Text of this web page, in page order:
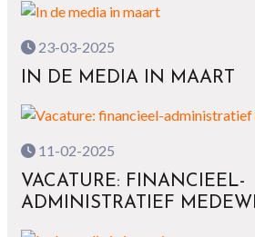
23-03-2025
IN DE MEDIA IN MAART
11-02-2025
VACATURE: FINANCIEEL-
ADMINISTRATIEF